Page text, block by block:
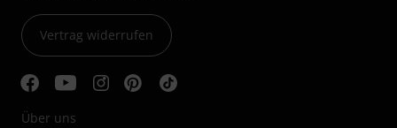
Vertrag widerrufen
Über uns